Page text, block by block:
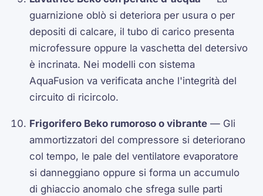
guarnizione oblò si deteriora per usura o per
depositi di calcare, il tubo di carico presenta
microfessure oppure la vaschetta del detersivo
è incrinata. Nei modelli con sistema
AquaFusion va verificata anche l'integrità del
circuito di ricircolo.
Frigorifero Beko rumoroso o vibrante — Gli
ammortizzatori del compressore si deteriorano
col tempo, le pale del ventilatore evaporatore
si danneggiano oppure si forma un accumulo
di ghiaccio anomalo che sfrega sulle parti